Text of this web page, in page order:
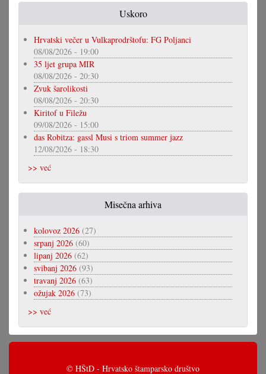
Uskoro
Hrvatski večer u Vulkaprodrštofu: FG Poljanci
08/08/2026 - 19:00
35 ljet grupa MIR
08/08/2026 - 20:30
Zvuk šarolikosti
08/08/2026 - 20:30
Kiritof u Filežu
09/08/2026 - 15:00
das Robitza: gassl Musi s triom summer jazz
12/08/2026 - 18:30
>> već
Misečna arhiva
kolovoz 2026 (27)
srpanj 2026 (60)
lipanj 2026 (62)
svibanj 2026 (93)
travanj 2026 (63)
ožujak 2026 (73)
>> već
© HŠtD - Hrvatsko štamparsko društvo